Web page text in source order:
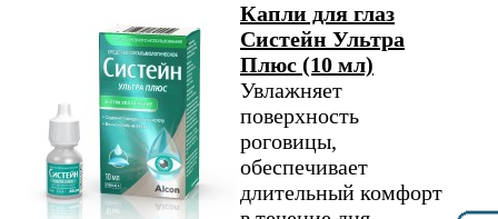
Капли для глаз
Систейн Ультра
Плюс (10 мл)
Увлажняет
поверхность
роговицы,
обеспечивает
длительный комфорт